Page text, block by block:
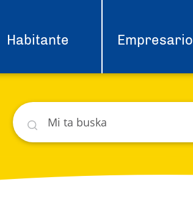
Habitante
Chat
Buska